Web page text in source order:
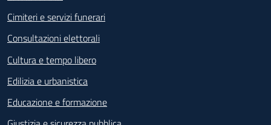
Cimiteri e servizi funerari
Consultazioni elettorali
Cultura e tempo libero
Edilizia e urbanistica
Educazione e formazione